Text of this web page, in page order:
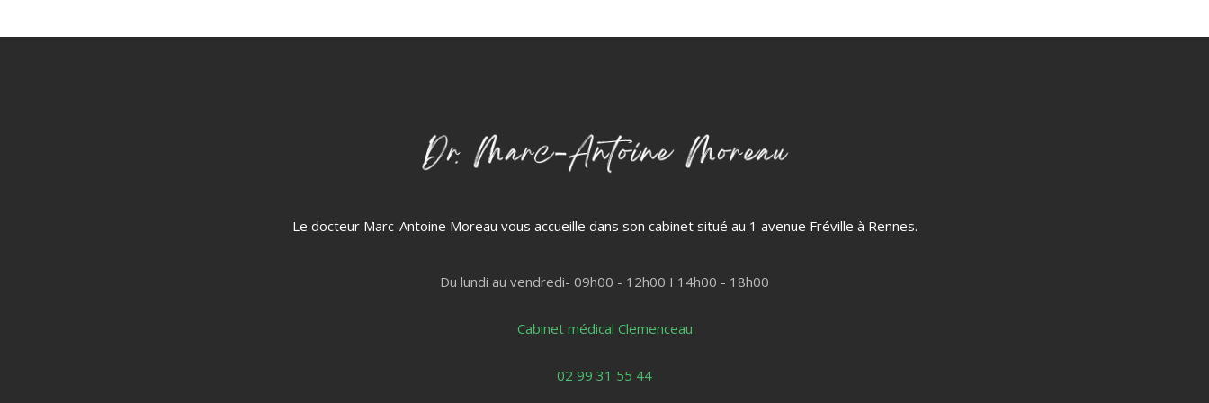
Le docteur Marc-Antoine Moreau vous accueille dans son cabinet situé au 1 avenue Fréville à Rennes.
Du lundi au vendredi- 09h00 - 12h00 I 14h00 - 18h00
Cabinet médical Clemenceau
02 99 31 55 44